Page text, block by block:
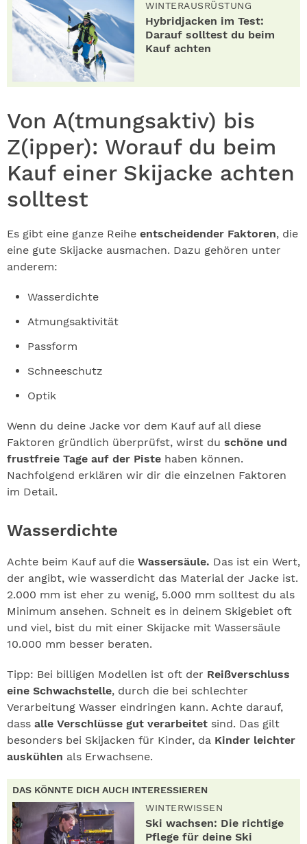
WINTERAUSRÜSTUNG
Hybridjacken im Test:
Darauf solltest du beim
Kauf achten
Von A(tmungsaktiv) bis
Z(ipper): Worauf du beim
Kauf einer Skijacke achten
solltest
Es gibt eine ganze Reihe entscheidender Faktoren, die
eine gute Skijacke ausmachen. Dazu gehören unter
anderem:
Wasserdichte
Atmungsaktivität
Passform
Schneeschutz
Optik
Wenn du deine Jacke vor dem Kauf auf all diese
Faktoren gründlich überprüfst, wirst du schöne und
frustfreie Tage auf der Piste haben können.
Nachfolgend erklären wir dir die einzelnen Faktoren
im Detail.
Wasserdichte
Achte beim Kauf auf die Wassersäule. Das ist ein Wert,
der angibt, wie wasserdicht das Material der Jacke ist.
2.000 mm ist eher zu wenig, 5.000 mm solltest du als
Minimum ansehen. Schneit es in deinem Skigebiet oft
und viel, bist du mit einer Skijacke mit Wassersäule
10.000 mm besser beraten.
Tipp: Bei billigen Modellen ist oft der Reißverschluss
eine Schwachstelle, durch die bei schlechter
Verarbeitung Wasser eindringen kann. Achte darauf,
dass alle Verschlüsse gut verarbeitet sind. Das gilt
besonders bei Skijacken für Kinder, da Kinder leichter
auskühlen als Erwachsene.
DAS KÖNNTE DICH AUCH INTERESSIEREN
WINTERWISSEN
Ski wachsen: Die richtige
Pflege für deine Ski